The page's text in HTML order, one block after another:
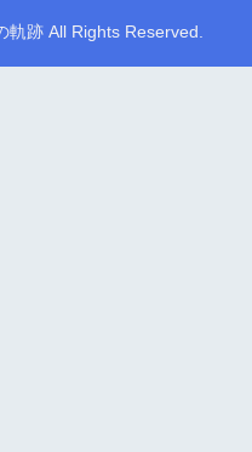
跡 All Rights Reserved.